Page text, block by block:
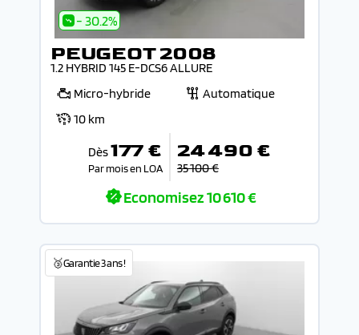
- 30.2%
PEUGEOT 2008
1.2 HYBRID 145 E-DCS6 ALLURE
Micro-hybride
Automatique
10 km
Dès177 €
Par mois en LOA
24 490 €
35 100 €
Economisez10 610 €
🥉Garantie 3 ans !